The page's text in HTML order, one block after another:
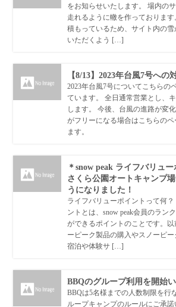
をお知らせいたします。 場内の
走れるように轍を作っておりま
積もっているため、サイト内の
いただくよう […]
【8/13】2023年台風7号への
2023年台風7号についてこちらの
ています。 全日通常営業とし、
します。 今後、台風の進路が変
がフリーになる場合はこちらの
ます。
＊snow peak ライフバリュ
さくら公園オートキャンプ
うになりました！
ライフバリューポイントって何
ントとは、snow peak会員のラン
ができるポイントのことです。
ーピーク製品の購入やスノーピ
宿泊や体験サ […]
BBQのグループ利用を開始い
BBQは5名様までの人数制限を行
ループキャンプのルールにご承